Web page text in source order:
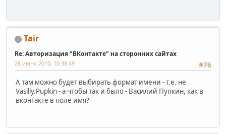
Tair
Re: Авторизация "ВКонтакте" на сторонних сайтах
#76
28 июня 2010, 10:38:49
А там можно будет выбирать формат имени - т.е. не
Vasilly.Pupkin - а чтобы так и было - Василий Пупкин, как в
вконтакте в поле имя?